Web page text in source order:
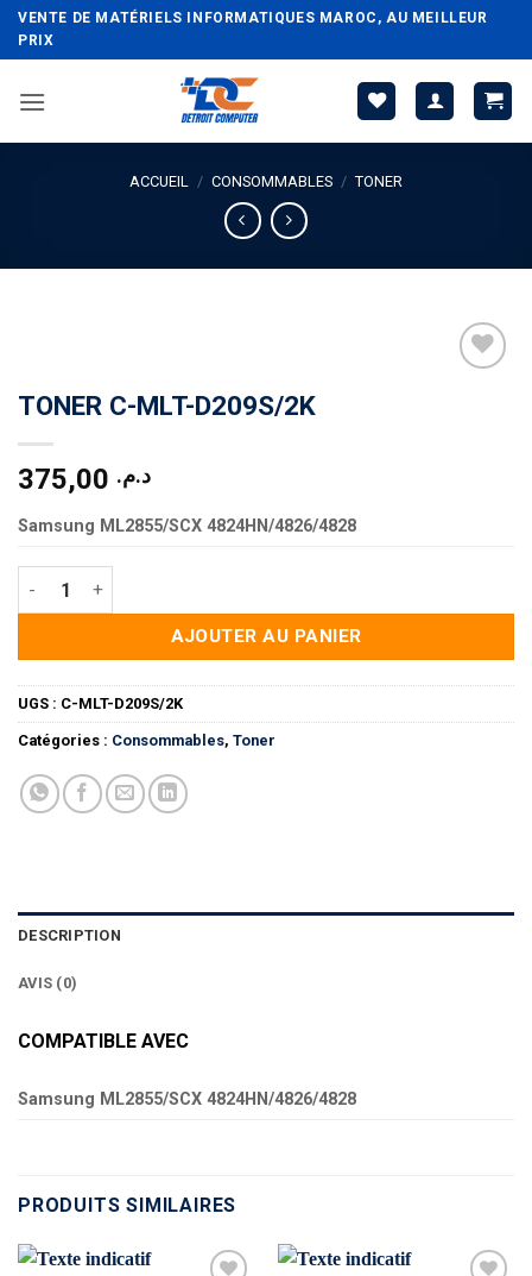
Passer
au
VENTE DE MATÉRIELS INFORMATIQUES MAROC, AU MEILLEUR
PRIX
ACCUEIL / CONSOMMABLES / TONER
TONER C-MLT-D209S/2K
د.م.
Samsung ML2855/SCX 4824HN/4826/4828
quantité de TONER C-MLT-D209S/2K
AJOUTER AU PANIER
UGS : C-MLT-D209S/2K
Catégories : Consommables, Toner
DESCRIPTION
AVIS (0)
COMPATIBLE AVEC
Samsung ML2855/SCX 4824HN/4826/4828
PRODUITS SIMILAIRES